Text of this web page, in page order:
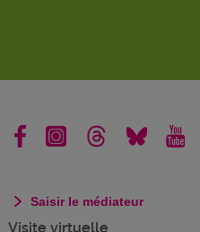
Saisir le médiateur
Visite virtuelle